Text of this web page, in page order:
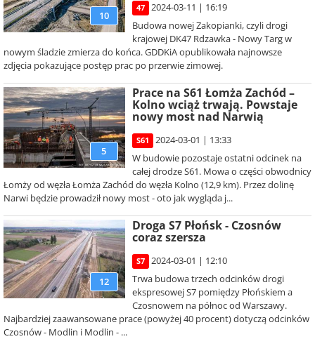
10
47
2024-03-11 | 16:19
Budowa nowej Zakopianki, czyli drogi
krajowej DK47 Rdzawka - Nowy Targ w
nowym śladzie zmierza do końca. GDDKiA opublikowała najnowsze
zdjęcia pokazujące postęp prac po przerwie zimowej.
5
Prace na S61 Łomża Zachód –
Kolno wciąż trwają. Powstaje
nowy most nad Narwią
S61
2024-03-01 | 13:33
W budowie pozostaje ostatni odcinek na
całej drodze S61. Mowa o części obwodnicy
Łomży od węzła Łomża Zachód do węzła Kolno (12,9 km). Przez dolinę
Narwi będzie prowadził nowy most - oto jak wygląda j...
12
Droga S7 Płońsk - Czosnów
coraz szersza
S7
2024-03-01 | 12:10
Trwa budowa trzech odcinków drogi
ekspresowej S7 pomiędzy Płońskiem a
Czosnowem na północ od Warszawy.
Najbardziej zaawansowane prace (powyżej 40 procent) dotyczą odcinków
Czosnów - Modlin i Modlin - ...